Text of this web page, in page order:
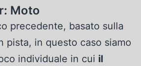
Moto
precedente, basato sulla
pista, in questo caso siamo
individuale in cui il